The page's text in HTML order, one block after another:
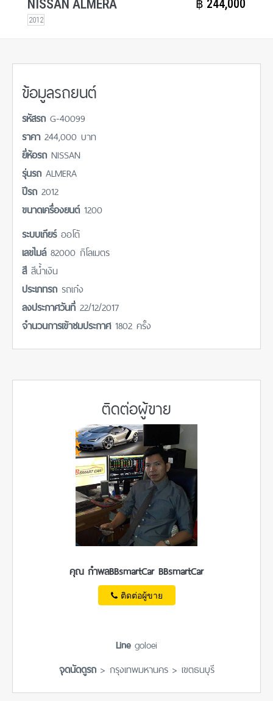
NISSAN ALMERA
2012
฿​ 244,000
ข้อมูลรถยนต์
รหัสรถ G-40099
ราคา 244,000 บาท
ยี่ห้อรถ NISSAN
รุ่นรถ ALMERA
ปีรถ 2012
ขนาดเครื่องยนต์ 1200
ระบบเกียร์ ออโต้
เลขไมล์ 82000 กิโลเมตร
สี สีน้ำเงิน
ประเภทรถ รถเก๋ง
ลงประกาศวันที่ 22/12/2017
จำนวนการเข้าชมประกาศ 1802 ครั้ง
ติดต่อผู้ขาย
คุณ กำพลBBsmartCar BBsmartCar
ติดต่อผู้ขาย
Linegoloei
จุดนัดดูรถ> กรุงเทพมหานคร > เขตธนบุรี